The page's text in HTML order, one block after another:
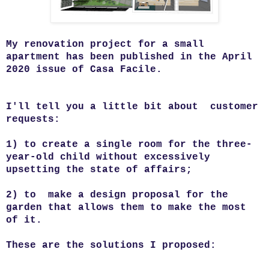
My renovation project for a small
apartment has been published in the April
2020 issue of Casa Facile.
I'll tell you a little bit about customer
requests:
1) to create a single room for the three-
year-old child without excessively
upsetting the state of affairs;
2) to make a design proposal for the
garden that allows them to make the most
of it.
These are the solutions I proposed: